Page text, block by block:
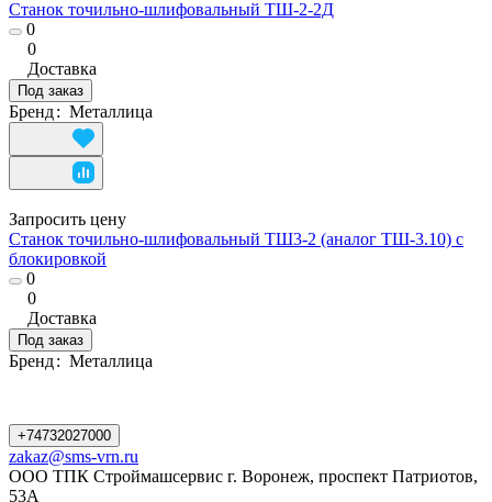
Станок точильно-шлифовальный ТШ-2-2Д
0
0
Доставка
Под заказ
Бренд: Металлица
Запросить цену
Станок точильно-шлифовальный ТШ3-2 (аналог ТШ-3.10) с
блокировкой
0
0
Доставка
Под заказ
Бренд: Металлица
+74732027000
zakaz@sms-vrn.ru
ООО ТПК Строймашсервис г. Воронеж, проспект Патриотов,
53А